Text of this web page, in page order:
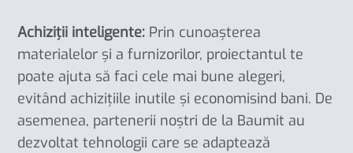
Achiziții inteligente: Prin cunoașterea
materialelor și a furnizorilor, proiectantul te
poate ajuta să faci cele mai bune alegeri,
evitând achizițiile inutile și economisind bani. De
asemenea, partenerii noștri de la Baumit au
dezvoltat tehnologii care se adaptează